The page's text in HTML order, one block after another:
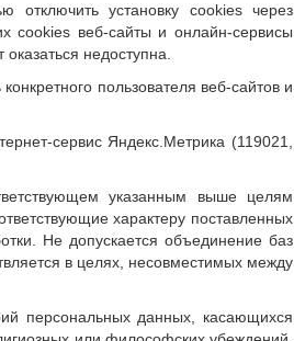
отключить установку cookies через
cookies веб-сайты и онлайн-сервисы
недоступна.
пользователя веб-сайтов и
сервис Яндекс.Метрика (119021,
указанным выше целям
характеру поставленных
Не допускается объединение баз
в целях, несовместимых между
персональных данных, касающихся